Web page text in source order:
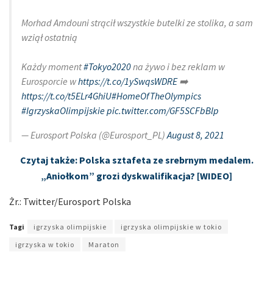
Morhad Amdouni strącił wszystkie butelki ze stolika, a sam
wziął ostatnią
Każdy moment#Tokyo2020na żywo i bez reklam w
Eurosporcie whttps://t.co/1ySwqsWDRE➡️
https://t.co/t5ELr4GhiU#HomeOfTheOlympics
#IgrzyskaOlimpijskiepic.twitter.com/GF5SCFbBlp
— Eurosport Polska (@Eurosport_PL)August 8, 2021
Czytaj także: Polska sztafeta ze srebrnym medalem.
„Aniołkom” grozi dyskwalifikacja? [WIDEO]
Żr.: Twitter/Eurosport Polska
Tagi igrzyska olimpijskie
igrzyska olimpijskie w tokio
igrzyska w tokio
Maraton